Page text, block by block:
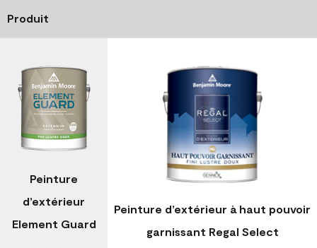
Produit
Peinture
d’extérieur
Element Guard
Peinture d’extérieur à haut pouvoir
garnissant Regal Select